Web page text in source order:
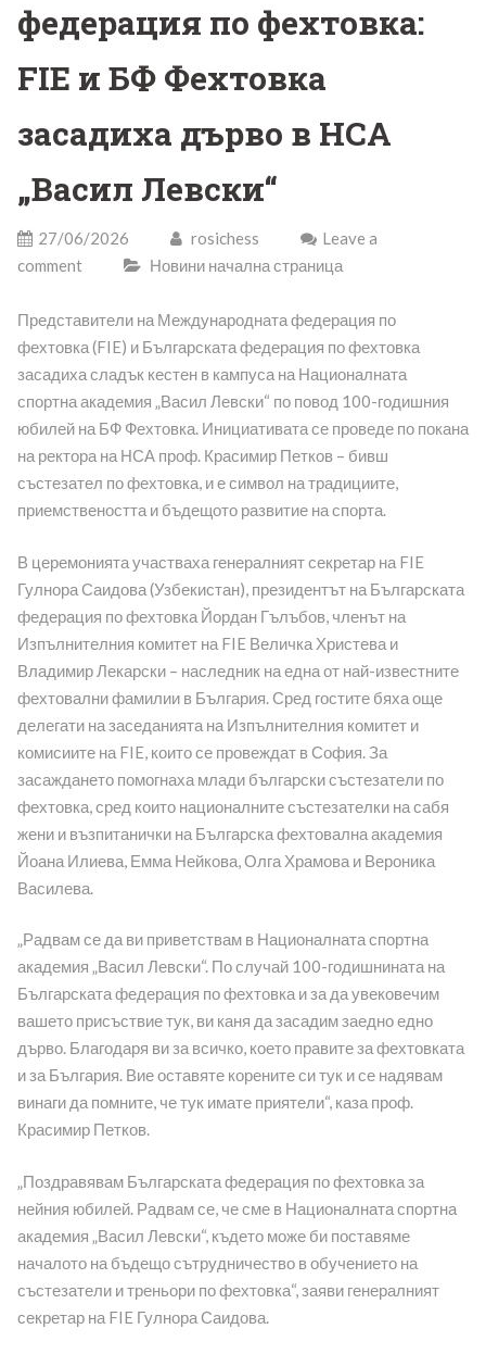
федерация по фехтовка:
FIE и БФ Фехтовка
засадиха дърво в НСА
„Васил Левски“
27/06/2026 rosichess
Leave a
comment
Новини начална страница
Представители на Международната федерация по
фехтовка (FIE) и Българската федерация по фехтовка
засадиха сладък кестен в кампуса на Националната
спортна академия „Васил Левски“ по повод 100-годишния
юбилей на БФ Фехтовка. Инициативата се проведе по покана
на ректора на НСА проф. Красимир Петков – бивш
състезател по фехтовка, и е символ на традициите,
приемствеността и бъдещото развитие на спорта.
В церемонията участваха генералният секретар на FIE
Гулнора Саидова (Узбекистан), президентът на Българската
федерация по фехтовка Йордан Гълъбов, членът на
Изпълнителния комитет на FIE Величка Христева и
Владимир Лекарски – наследник на една от най-известните
фехтовални фамилии в България. Сред гостите бяха още
делегати на заседанията на Изпълнителния комитет и
комисиите на FIE, които се провеждат в София. За
засаждането помогнаха млади български състезатели по
фехтовка, сред които националните състезателки на сабя
жени и възпитанички на Българска фехтовална академия
Йоана Илиева, Емма Нейкова, Олга Храмова и Вероника
Василева.
„Радвам се да ви приветствам в Националната спортна
академия „Васил Левски“. По случай 100-годишнината на
Българската федерация по фехтовка и за да увековечим
вашето присъствие тук, ви каня да засадим заедно едно
дърво. Благодаря ви за всичко, което правите за фехтовката
и за България. Вие оставяте корените си тук и се надявам
винаги да помните, че тук имате приятели“, каза проф.
Красимир Петков.
„Поздравявам Българската федерация по фехтовка за
нейния юбилей. Радвам се, че сме в Националната спортна
академия „Васил Левски“, където може би поставяме
началото на бъдещо сътрудничество в обучението на
състезатели и треньори по фехтовка“, заяви генералният
секретар на FIE Гулнора Саидова.